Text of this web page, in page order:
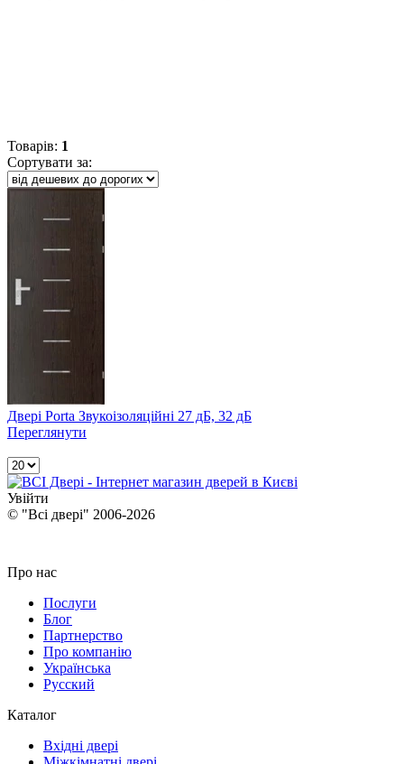
Товарів: 1
Сортувати за:
Двері Porta Звукоізоляційні 27 дБ, 32 дБ
Переглянути
Увійти
© "Всі двері" 2006-2026
Про нас
Послуги
Блог
Партнерство
Про компанію
Українська
Русский
Каталог
Вхідні двері